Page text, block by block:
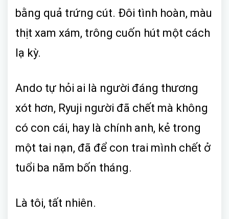
bằng quả trứng cút. Đôi tình hoàn, màu
thịt xam xám, trông cuốn hút một cách
lạ kỳ.
Ando tự hỏi ai là người đáng thương
xót hơn, Ryuji người đã chết mà không
có con cái, hay là chính anh, kẻ trong
một tai nạn, đã để con trai mình chết ở
tuổi ba năm bốn tháng.
Là tôi, tất nhiên.